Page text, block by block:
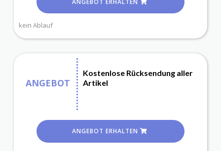
ANGEBOT ERHALTEN
kein Ablauf
ANGEBOT
Kostenlose Rücksendung aller
Artikel
ANGEBOT ERHALTEN